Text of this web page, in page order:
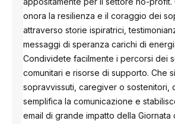
Progettato
onora la resilienza e il coraggio dei
attraverso storie ispiratrici,
messaggi di speranza carichi di
Condividete facilmente i percorsi dei
comunitari e risorse di supporto. Che
sopravvissuti, caregiver o sostenitori,
semplifica la comunicazione e
email di grande impatto della Giornata